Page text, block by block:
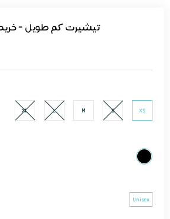
تيشيرت كم طويل -
XS
S
M
L
XL
Unisex